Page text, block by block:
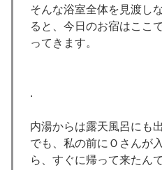
そんな浴室全体を見渡し
ると、今日のお宿はここ
ってきます。
.
内湯からは露天風呂にも
でも、私の前にＯさんが
ら、すぐに帰って来たん